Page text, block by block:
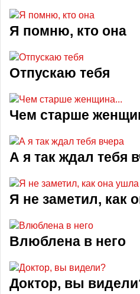
Я помню, кто она
Отпускаю тебя
Чем старше
А я так ждал тебя
Я не заметил, как
Влюблена в него
Доктор, вы